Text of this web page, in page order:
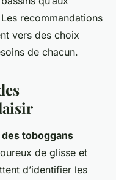
recommandations
vers des choix
de chacun.
toboggans
de glisse et
d’identifier les